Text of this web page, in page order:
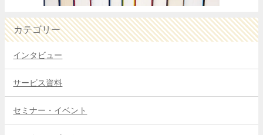
カテゴリー
インタビュー
サービス資料
セミナー・イベント